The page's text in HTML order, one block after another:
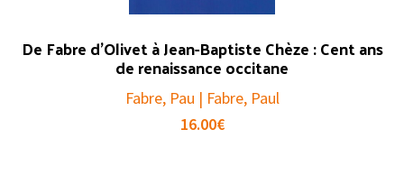
De Fabre d’Olivet à Jean-Baptiste Chèze : Cent ans
de renaissance occitane
Fabre, Pau | Fabre, Paul
16.00€